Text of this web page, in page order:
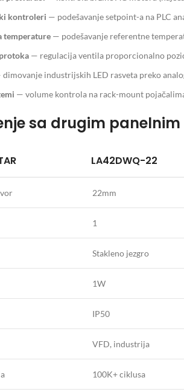
kontroleri — podešavanje setpoint-a na PLC
temperature — podešavanje referentne
— regulacija ventila proporcionalno
dimovanje industrijskih LED rasveta preko
— volume kontrola na rack-mount
sa drugim
LA42DWQ-22
22mm
1
Stakleno jezgro
1W
IP50
VFD, industrija
100K+ ciklusa